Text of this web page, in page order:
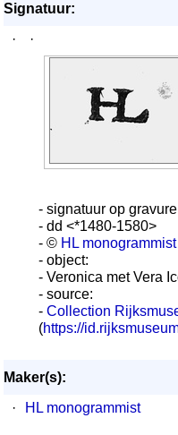
Signatuur:
·
·
- signatuur op gravure
- dd <*1480-1580>
- © HL monogrammist
- object:
- Veronica met Vera
- source:
- Collection
(https://
Maker(s):
·
HL monogrammist